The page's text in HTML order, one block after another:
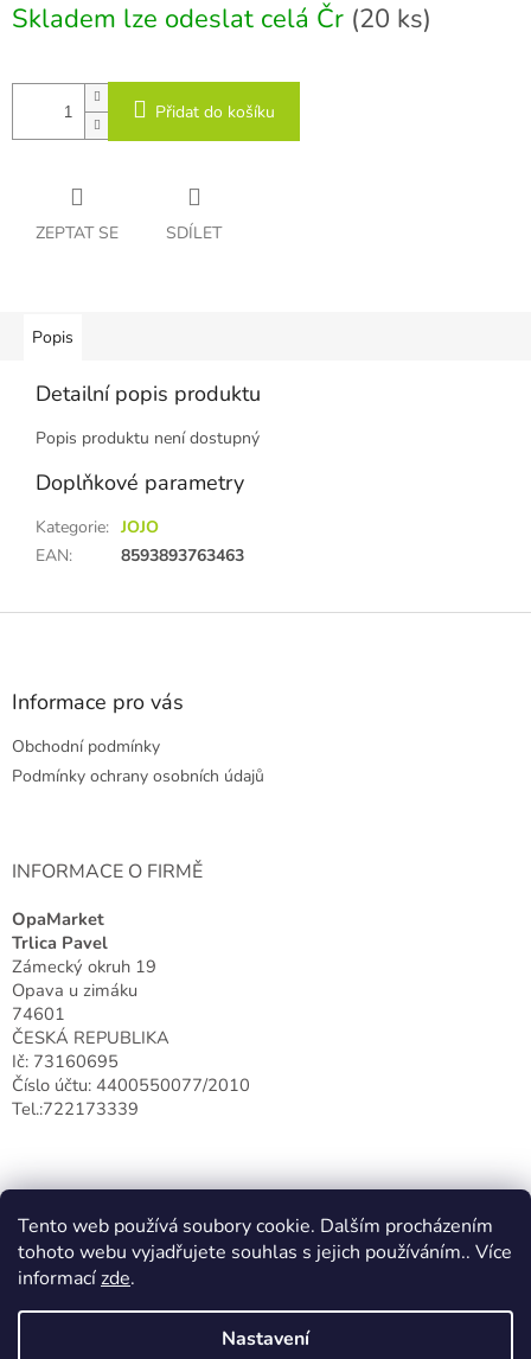
Tento web používá soubory cookie. Dalším procházením
tohoto webu vyjadřujete souhlas s jejich používáním.. Více
informacízde.
Nastavení
cena:
Skladem lze odeslat celá Čr (20 ks)
Přidat do košíku
ZEPTAT SE SDÍLET
Popis
Detailní popis produktu
Popis produktu není dostupný
Doplňkové parametry
Kategorie: JOJO
EAN: 8593893763463
Z
Informace pro vás
Obchodní podmínky
Podmínky ochrany osobních údajů
INFORMACE O FIRMĚ
OpaMarket
Trlica Pavel
Zámecký okruh 19
Opava u zimáku
74601
ČESKÁ REPUBLIKA
Ič: 73160695
Číslo účtu: 4400550077/2010
Tel.:722173339
Vytvořil Shoptet